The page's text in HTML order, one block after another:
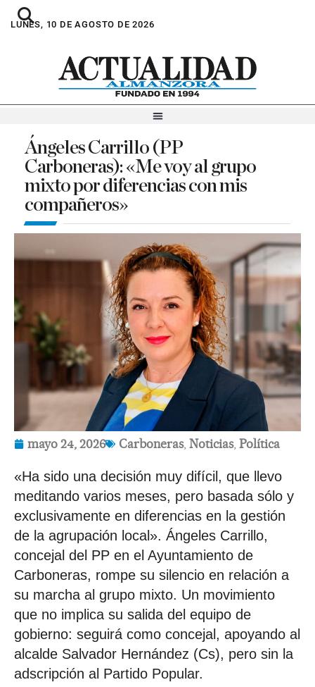
LUNES, 10 DE AGOSTO DE 2026
Ángeles Carrillo (PP
Carboneras): «Me voy al grupo
mixto por diferencias con mis
compañeros»
mayo 24, 2026 Carboneras, Noticias, Política
«Ha sido una decisión muy difícil, que llevo
meditando varios meses, pero basada sólo y
exclusivamente en diferencias en la gestión
de la agrupación local». Ángeles Carrillo,
concejal del PP en el Ayuntamiento de
Carboneras, rompe su silencio en relación a
su marcha al grupo mixto. Un movimiento
que no implica su salida del equipo de
gobierno: seguirá como concejal, apoyando al
alcalde Salvador Hernández (Cs), pero sin la
adscripción al Partido Popular.